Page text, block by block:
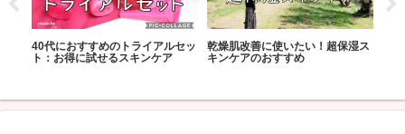
40代におすすめのトライアルセッ
ト：お得に試せるスキンケア
乾燥肌改善に使いたい！超保湿ス
キンケアのおすすめ